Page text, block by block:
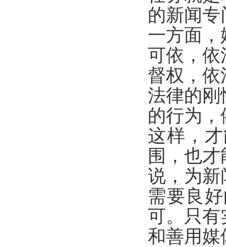
的新闻
一方面
可依，依
督权，
法律的刚
的行为
这样，
围，也
说，为新
需要良
可。只有
和善用媒